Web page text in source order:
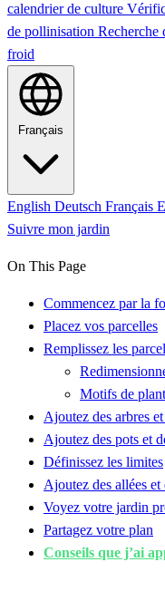
calendrier de culture
de pollinisation Recherche
froid
Français
English Deutsch Français
Suivre mon jardin
On This Page
Commencez par la
Placez vos parcelles
Remplissez les
Motifs de
Ajoutez des arbres
Ajoutez des pots et
Définissez les limites
Ajoutez des allées et
Voyez votre jardin
Partagez votre plan
Conseils que j’ai